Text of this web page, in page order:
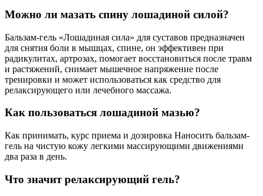
Можно ли мазать спину лошадиной силой?
Бальзам-гель «Лошадиная сила» для суставов предназначен
для снятия боли в мышцах, спине, он эффективен при
радикулитах, артрозах, помогает восстановиться после травм
и растяжений, снимает мышечное напряжение после
тренировки и может использоваться как средство для
релаксирующего или лечебного массажа.
Как пользоваться лошадиной мазью?
Как принимать, курс приема и дозировка Наносить бальзам-
гель на чистую кожу легкими массирующими движениями
два раза в день.
Что значит релаксирующий гель?